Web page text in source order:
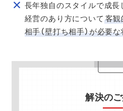
長年独自のスタイルで成長
経営のあり方について 客観
相手（壁打ち相手）が必要
解決の